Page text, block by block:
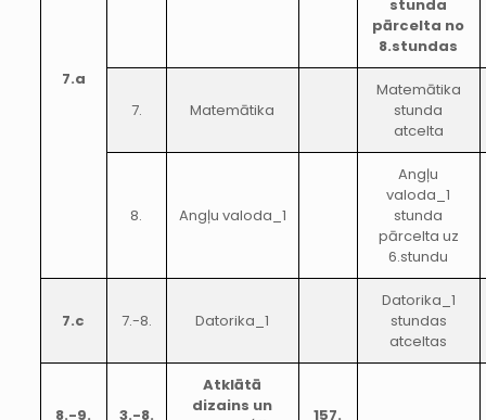
7.a
stunda
pārcelta no
8.stundas
7. Matemātika
Matemātika
stunda
atcelta
8. Angļu valoda_1
Angļu
valoda_1
stunda
pārcelta uz
6.stundu
7.c 7.-8. Datorika_1
Datorika_1
stundas
atceltas
8.-9. 3.-8.
Atklātā
dizains un
157.